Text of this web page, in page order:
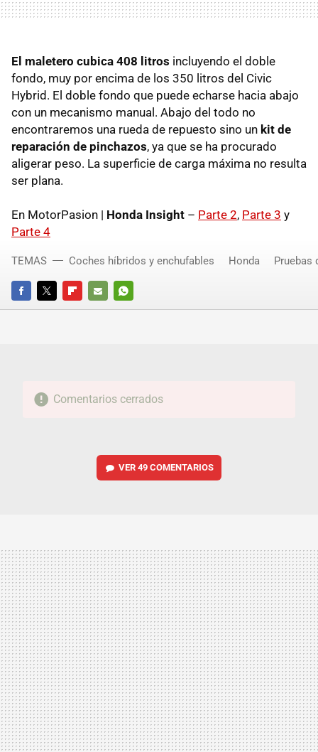
El maletero cubica 408 litros incluyendo el doble
fondo, muy por encima de los 350 litros del Civic
Hybrid. El doble fondo que puede echarse hacia abajo
con un mecanismo manual. Abajo del todo no
encontraremos una rueda de repuesto sino un kit de
reparación de pinchazos, ya que se ha procurado
aligerar peso. La superficie de carga máxima no resulta
ser plana.
En MotorPasion | Honda Insight – Parte 2, Parte 3 y
Parte 4
FACEBOOKTWITTERFLIPBOARD
E-
WHATSAPP
TEMAS Coches híbridos y enchufables Honda Pruebas
Comentarios cerrados
VER 49 COMENTARIOS